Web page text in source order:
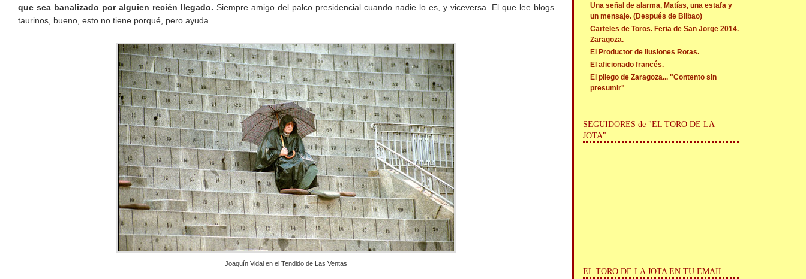
que sea banalizado por alguien recién llegado. Siempre amigo del palco presidencial cuando nadie lo es, y viceversa. El que lee blogs
taurinos, bueno, esto no tiene porqué, pero ayuda.
Joaquín Vidal en el Tendido de Las Ventas
Una señal de alarma, Matías, una estafa y
un mensaje. (Después de Bilbao)
Carteles de Toros. Feria de San Jorge 2014.
Zaragoza.
El Productor de Ilusiones Rotas.
El aficionado francés.
El pliego de Zaragoza... "Contento sin
presumir"
SEGUIDORES de "EL TORO DE LA
JOTA"
EL TORO DE LA JOTA EN TU EMAIL